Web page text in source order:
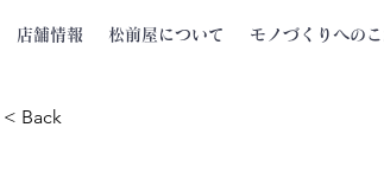
店舗情報 松前屋について モノづくりへのこ
< Back